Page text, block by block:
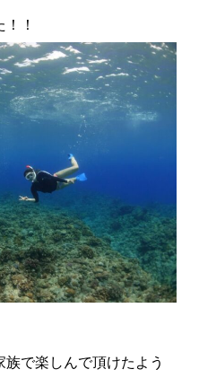
！
で楽しんで頂けたよう